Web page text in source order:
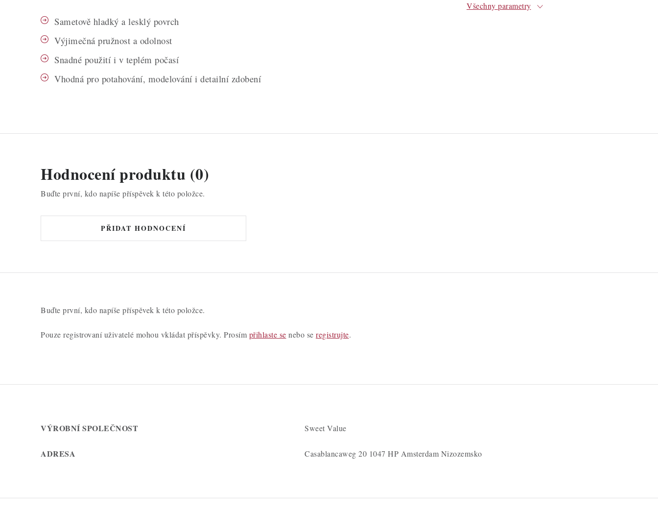
Sametově hladký a lesklý povrch
Výjimečná pružnost a odolnost
Snadné použití i v teplém počasí
Vhodná pro potahování, modelování i detailní zdobení
Všechny parametry
Hodnocení produktu (0)
Buďte první, kdo napíše příspěvek k této položce.
PŘIDAT HODNOCENÍ
Buďte první, kdo napíše příspěvek k této položce.
Pouze registrovaní uživatelé mohou vkládat příspěvky. Prosím přihlaste se nebo se registrujte.
VÝROBNÍ SPOLEČNOST Sweet Value
ADRESA Casablancaweg 20 1047 HP Amsterdam Nizozemsko